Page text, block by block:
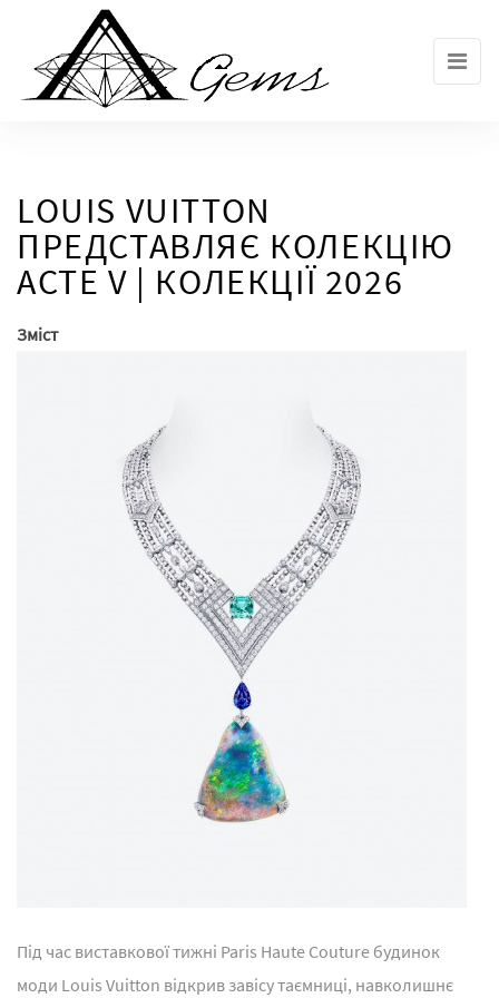
LOUIS VUITTON
ПРЕДСТАВЛЯЄ КОЛЕКЦІЮ
ACTE V | КОЛЕКЦІЇ 2026
Зміст
Під час виставкової тижні Paris Haute Couture будинок
моди Louis Vuitton відкрив завісу таємниці, навколишнє